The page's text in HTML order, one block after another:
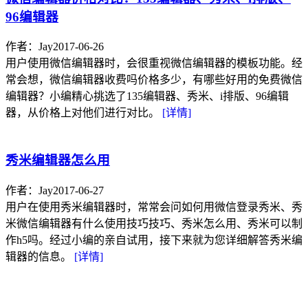
96编辑器
作者：Jay2017-06-26
用户使用微信编辑器时，会很重视微信编辑器的模板功能。经
常会想，微信编辑器收费吗价格多少，有哪些好用的免费微信
编辑器？小编精心挑选了135编辑器、秀米、i排版、96编辑
器，从价格上对他们进行对比。
[详情]
秀米编辑器怎么用
作者：Jay2017-06-27
用户在使用秀米编辑器时，常常会问如何用微信登录秀米、秀
米微信编辑器有什么使用技巧技巧、秀米怎么用、秀米可以制
作h5吗。经过小编的亲自试用，接下来就为您详细解答秀米编
辑器的信息。 [详情]